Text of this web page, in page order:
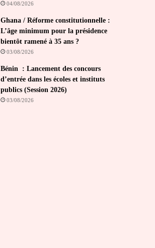
04/08/2026
Ghana / Réforme constitutionnelle :
L’âge minimum pour la présidence
bientôt ramené à 35 ans ?
03/08/2026
Bénin : Lancement des concours
d’entrée dans les écoles et instituts
publics (Session 2026)
03/08/2026